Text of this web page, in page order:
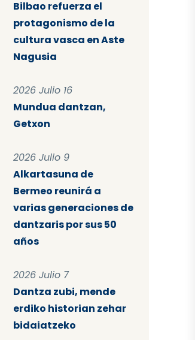
Bilbao refuerza el
protagonismo de la
cultura vasca en Aste
Nagusia
2026 Julio 16
Mundua dantzan,
Getxon
2026 Julio 9
Alkartasuna de
Bermeo reunirá a
varias generaciones de
dantzaris por sus 50
años
2026 Julio 7
Dantza zubi, mende
erdiko historian zehar
bidaiatzeko